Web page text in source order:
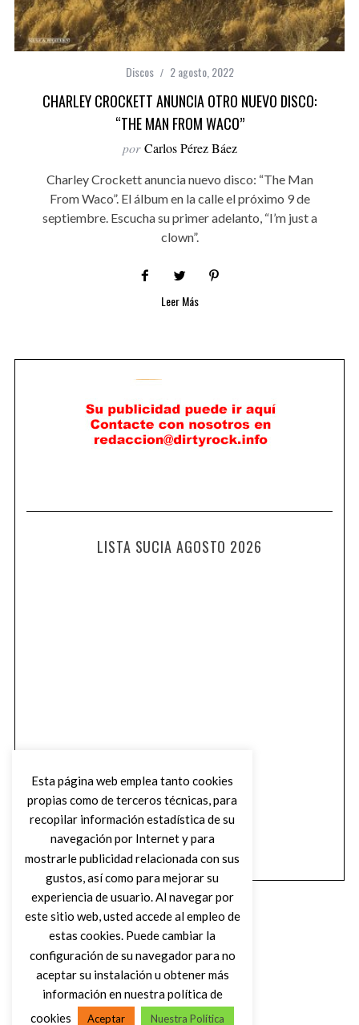
Discos 2 agosto, 2022
CHARLEY CROCKETT ANUNCIA OTRO NUEVO DISCO:
“THE MAN FROM WACO”
por Carlos Pérez Báez
Charley Crockett anuncia nuevo disco: “The Man
From Waco”. El álbum en la calle el próximo 9 de
septiembre. Escucha su primer adelanto, “I’m just a
clown”.
Leer Más
LISTA SUCIA AGOSTO 2026
Esta página web emplea tanto cookies
propias como de terceros técnicas, para
recopilar información estadística de su
navegación por Internet y para
mostrarle publicidad relacionada con sus
gustos, así como para mejorar su
experiencia de usuario. Al navegar por
este sitio web, usted accede al empleo de
estas cookies. Puede cambiar la
configuración de su navegador para no
aceptar su instalación u obtener más
información en nuestra política de
cookies
Aceptar Nuestra Política